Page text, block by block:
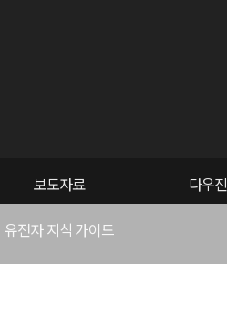
보도자료 다우
유전자 지식 가이드